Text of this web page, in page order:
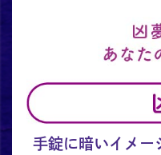
手錠に暗いイメー